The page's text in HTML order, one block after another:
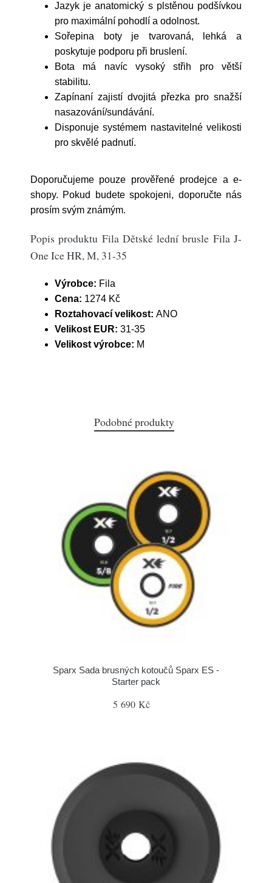
Jazyk je anatomický s plstěnou podšívkou
pro maximální pohodlí a odolnost.
Sořepina boty je tvarovaná, lehká a
poskytuje podporu při bruslení.
Bota má navíc vysoký střih pro větší
stabilitu.
Zapínaní zajistí dvojitá přezka pro snažší
nasazování/sundávání.
Disponuje systémem nastavitelné velikosti
pro skvělé padnutí.
Doporučujeme pouze prověřené prodejce a e-
shopy. Pokud budete spokojeni, doporučte nás
prosím svým známým.
Popis produktu Fila Dětské lední brusle Fila J-
One Ice HR, M, 31-35
Výrobce: Fila
Cena: 1274 Kč
Roztahovací velikost: ANO
Velikost EUR: 31-35
Velikost výrobce: M
Podobné produkty
Sparx Sada brusných kotoučů Sparx ES -
Starter pack
5 690 Kč